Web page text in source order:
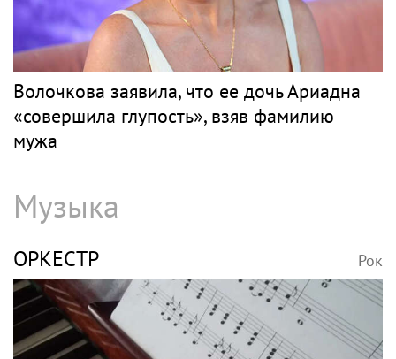
Волочкова заявила, что ее дочь Ариадна
«совершила глупость», взяв фамилию
мужа
Музыка
ОРКЕСТР Рок